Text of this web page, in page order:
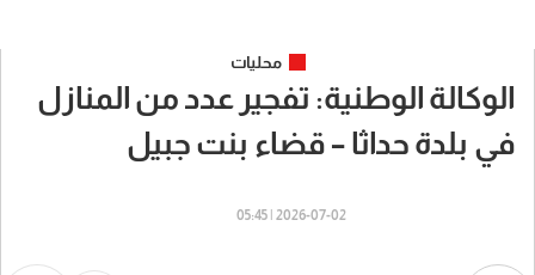
محليات
الوكالة الوطنية: تفجير عدد من المنازل
في بلدة حداثا – قضاء بنت جبيل
2026-07-02 | 05:45